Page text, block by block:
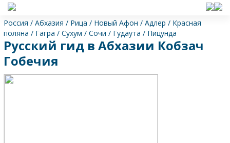
Россия / Абхазия / Рица / Новый Афон / Адлер / Красная
поляна / Гагра / Сухум / Сочи / Гудаута / Пицунда
Русский гид в Абхазии Кобзач
Гобечия